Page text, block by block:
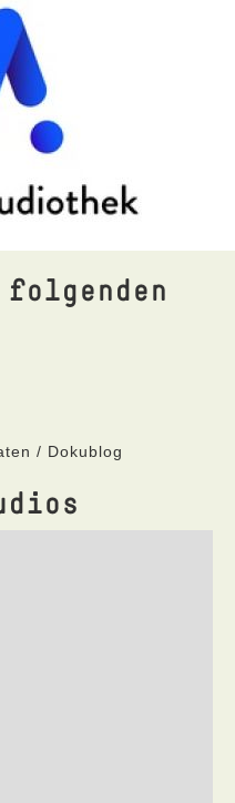
/ Dokublog